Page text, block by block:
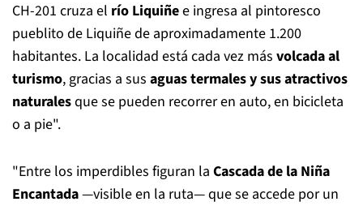
CH-201 cruza el río Liquiñee ingresa al pintoresco
pueblito de Liquiñe de aproximadamente 1.200
habitantes. La localidad está cada vez más volcada al
turismo, gracias a sus aguas termales y sus atractivos
naturalesque se pueden recorrer en auto, en bicicleta
o a pie".
"Entre los imperdibles figuran la Cascada de la Niña
Encantada—visible en la ruta— que se accede por un